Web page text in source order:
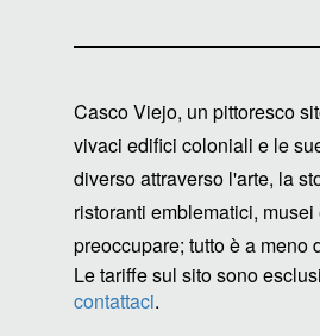
Casco Viejo, un pittoresco
vivaci edifici coloniali e le
diverso attraverso l'arte, la
ristoranti emblematici,
preoccupare; tutto è a meno
Le tariffe sul sito sono
contattaci.